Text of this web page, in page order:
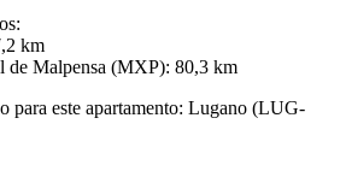
km
de Malpensa (MXP): 80,3 km
para este apartamento: Lugano (LUG-